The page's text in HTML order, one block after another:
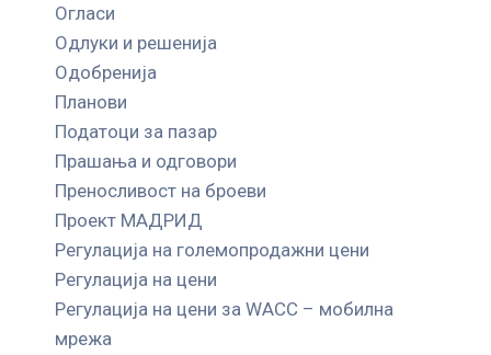
Огласи
Одлуки и решенија
Одобренија
Планови
Податоци за пазар
Прашања и одговори
Преносливост на броеви
Проект МАДРИД
Регулација на големопродажни цени
Регулација на цени
Регулација на цени за WACC – мобилна
мрежа